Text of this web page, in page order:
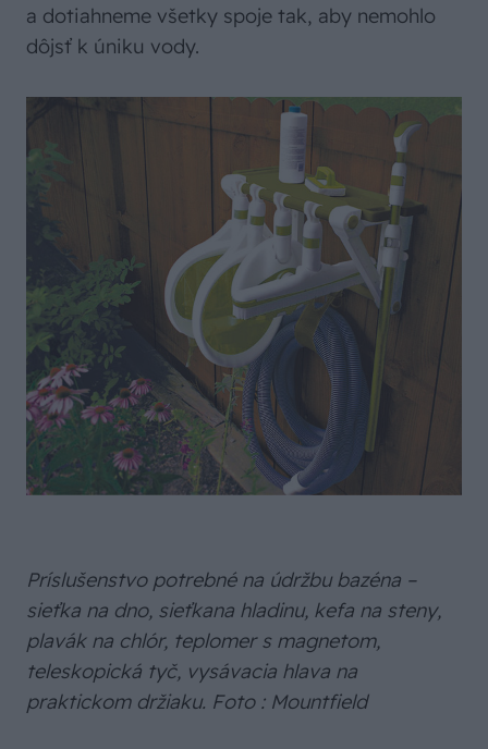
a dotiahneme všetky spoje tak, aby nemohlo
dôjsť k úniku vody.
Príslušenstvo potrebné na údržbu bazéna –
sieťka na dno, sieťkana hladinu, kefa na steny,
plavák na chlór, teplomer s magnetom,
teleskopická tyč, vysávacia hlava na
praktickom držiaku. Foto : Mountfield